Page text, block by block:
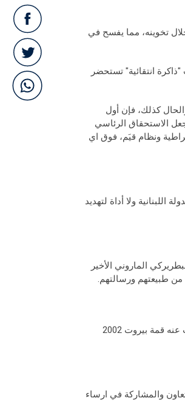
تخوينه، مما يفسح في
الذاكرة، وانبعاث "ذاكرة انتقائية" تستحضر
كذلك، فإن أول
جعل الاستحقاق الرئاسي
ونظام قيَم، فوق اي
ولا أداة لتهديد
الماروني الأخير
من طبيعتهم ورسالتهم.
- إلى دول الجامعة العربية ان حمايتها لبنان شرط لحماية مشروع السلام والاعتدال العربي الذي عبّرت عنه قمة بيروت 2002
والمشاركة في ارساء